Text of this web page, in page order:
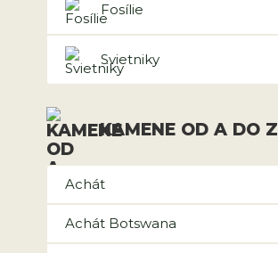
Fosílie
Svietniky
KAMENE OD A DO Z
Achát
Achát Botswana